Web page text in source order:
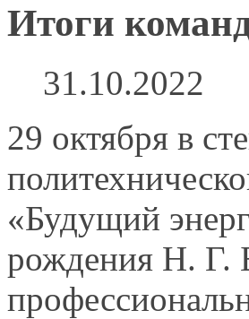
Итоги
31.10.2022
29 октября в
«Будущий
рождения Н. Г.